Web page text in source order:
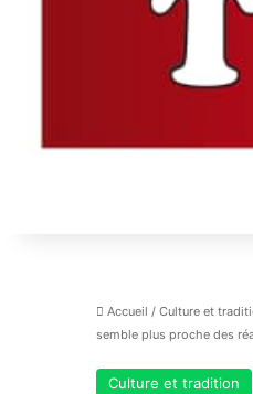
Accueil / Culture et
semble plus proche des
Culture et tradition